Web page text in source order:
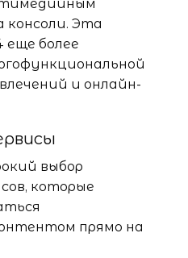
Эта
еще более
и онлайн-
выбор
которые
прямо на